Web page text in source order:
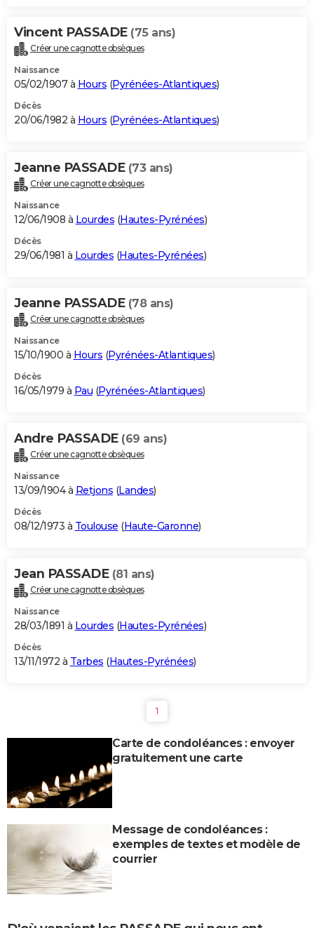
Vincent PASSADE (75 ans)
Créer une cagnotte obsèques
Naissance
05/02/1907 à Hours (Pyrénées-Atlantiques)
Décès
20/06/1982 à Hours (Pyrénées-Atlantiques)
Jeanne PASSADE (73 ans)
Créer une cagnotte obsèques
Naissance
12/06/1908 à Lourdes (Hautes-Pyrénées)
Décès
29/06/1981 à Lourdes (Hautes-Pyrénées)
Jeanne PASSADE (78 ans)
Créer une cagnotte obsèques
Naissance
15/10/1900 à Hours (Pyrénées-Atlantiques)
Décès
16/05/1979 à Pau (Pyrénées-Atlantiques)
Andre PASSADE (69 ans)
Créer une cagnotte obsèques
Naissance
13/09/1904 à Retjons (Landes)
Décès
08/12/1973 à Toulouse (Haute-Garonne)
Jean PASSADE (81 ans)
Créer une cagnotte obsèques
Naissance
28/03/1891 à Lourdes (Hautes-Pyrénées)
Décès
13/11/1972 à Tarbes (Hautes-Pyrénées)
1
Carte de condoléances : envoyer
gratuitement une carte
Message de condoléances :
exemples de textes et modèle de
courrier